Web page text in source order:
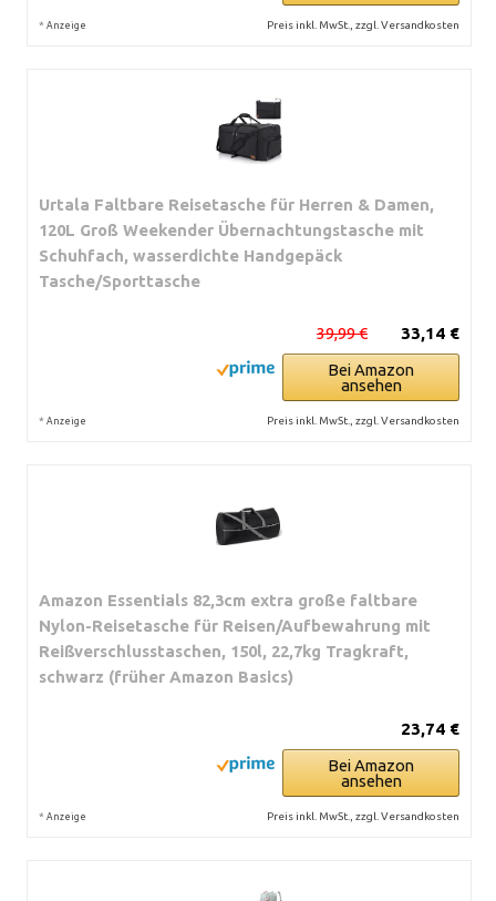
* Anzeige Preis inkl. MwSt., zzgl. Versandkosten
Urtala Faltbare Reisetasche für Herren & Damen,
120L Groß Weekender Übernachtungstasche mit
Schuhfach, wasserdichte Handgepäck
Tasche/Sporttasche
33,14 €
39,99 €
Bei Amazon
ansehen
* Anzeige Preis inkl. MwSt., zzgl. Versandkosten
Amazon Essentials 82,3cm extra große faltbare
Nylon-Reisetasche für Reisen/Aufbewahrung mit
Reißverschlusstaschen, 150l, 22,7kg Tragkraft,
schwarz (früher Amazon Basics)
23,74 €
Bei Amazon
ansehen
* Anzeige Preis inkl. MwSt., zzgl. Versandkosten